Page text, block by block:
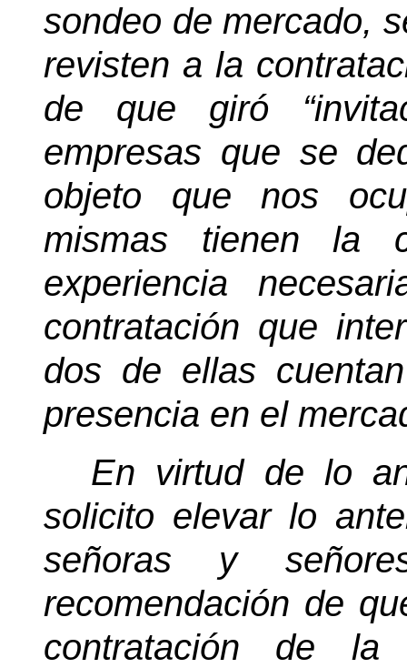
sondeo de mercado,
revisten a la
de que giró
empresas que se
objeto que nos
mismas tienen la
experiencia
contratación que
dos de ellas
presencia en el
En virtud de lo
solicito elevar lo
señoras y
recomendación de
contratación de